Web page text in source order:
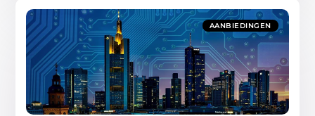
AANBIEDINGEN